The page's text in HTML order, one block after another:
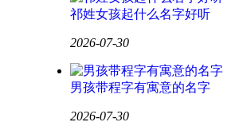
祁姓女孩起什么名字好听
2026-07-30
男孩带程字有寓意的名字
2026-07-30